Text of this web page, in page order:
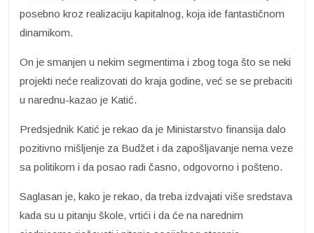
posebno kroz realizaciju kapitalnog, koja ide fantastičnom
dinamikom.
On je smanjen u nekim segmentima i zbog toga što se neki
projekti neće realizovati do kraja godine, već se se prebaciti
u narednu-kazao je Katić.
Predsjednik Katić je rekao da je Ministarstvo finansija dalo
pozitivno mišljenje za Budžet i da zapošljavanje nema veze
sa politikom i da posao radi časno, odgovorno i pošteno.
Saglasan je, kako je rekao, da treba izdvajati više sredstava
kada su u pitanju škole, vrtići i da će na narednim